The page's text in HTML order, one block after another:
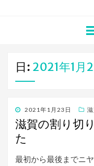
日: 2021年1月
投
稿
日:
2021年1月23日
滋賀の割り切
た
最初から最後までニ